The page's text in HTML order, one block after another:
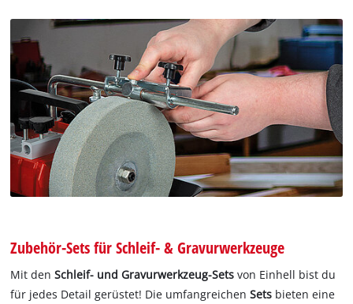
Zubehör-Sets für Schleif- & Gravurwerkzeuge
Mit denSchleif- und Gravurwerkzeug-Sets von Einhell bist du
für jedes Detail gerüstet! Die umfangreichenSets bieten eine